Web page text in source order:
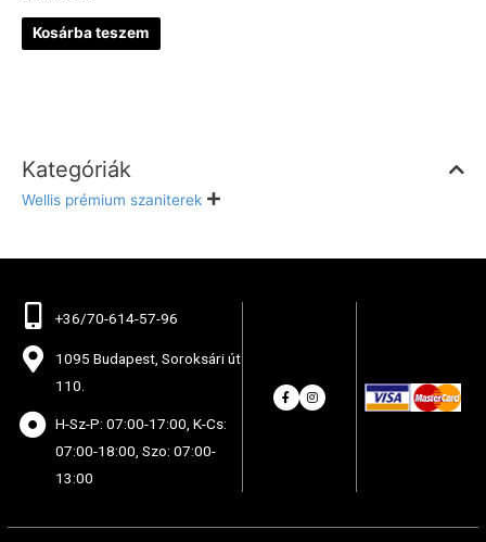
Kategóriák
Wellis prémium szaniterek
Kosárba teszem
+36/70-614-57-96
1095 Budapest, Soroksári út
110.
H-Sz-P: 07:00-17:00, K-Cs:
07:00-18:00, Szo: 07:00-
13:00